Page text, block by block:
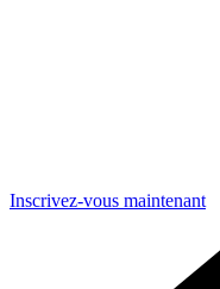
Inscrivez-vous maintenant